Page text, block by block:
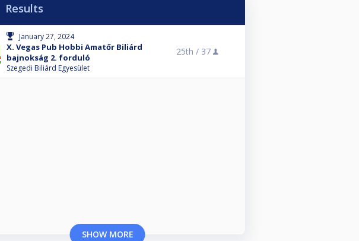
Results
January 27, 2024
X. Vegas Pub Hobbi Amatőr Biliárd
bajnokság 2. forduló
Szegedi Biliárd Egyesület
25th / 37
SHOW MORE